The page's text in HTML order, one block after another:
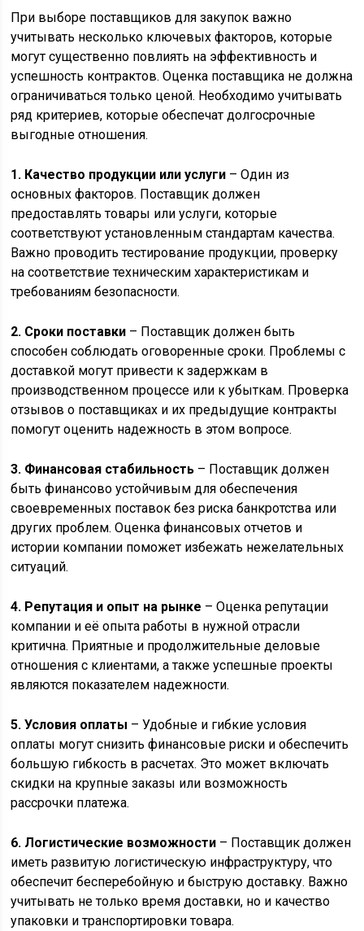
При выборе поставщиков для закупок важно
учитывать несколько ключевых факторов, которые
могут существенно повлиять на эффективность и
успешность контрактов. Оценка поставщика не должна
ограничиваться только ценой. Необходимо учитывать
ряд критериев, которые обеспечат долгосрочные
выгодные отношения.
1. Качество продукции или услуги – Один из
основных факторов. Поставщик должен
предоставлять товары или услуги, которые
соответствуют установленным стандартам качества.
Важно проводить тестирование продукции, проверку
на соответствие техническим характеристикам и
требованиям безопасности.
2. Сроки поставки – Поставщик должен быть
способен соблюдать оговоренные сроки. Проблемы с
доставкой могут привести к задержкам в
производственном процессе или к убыткам. Проверка
отзывов о поставщиках и их предыдущие контракты
помогут оценить надежность в этом вопросе.
3. Финансовая стабильность – Поставщик должен
быть финансово устойчивым для обеспечения
своевременных поставок без риска банкротства или
других проблем. Оценка финансовых отчетов и
истории компании поможет избежать нежелательных
ситуаций.
4. Репутация и опыт на рынке – Оценка репутации
компании и её опыта работы в нужной отрасли
критична. Приятные и продолжительные деловые
отношения с клиентами, а также успешные проекты
являются показателем надежности.
5. Условия оплаты – Удобные и гибкие условия
оплаты могут снизить финансовые риски и обеспечить
большую гибкость в расчетах. Это может включать
скидки на крупные заказы или возможность
рассрочки платежа.
6. Логистические возможности – Поставщик должен
иметь развитую логистическую инфраструктуру, что
обеспечит бесперебойную и быструю доставку. Важно
учитывать не только время доставки, но и качество
упаковки и транспортировки товара.